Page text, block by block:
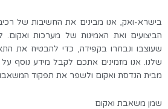
בישרא-ואק, אנו מבינים את החשיבות של
הביצועים ואת האמינות של מערכות ואקום.
שעוצבו ונבחרו בקפידה, כדי להבטיח את
שלנו. אנו מזמינים אתכם לקבל מידע נוסף
מבית הנדסת ואקום ולשפר את תפקוד
שמן משאבת ואקום